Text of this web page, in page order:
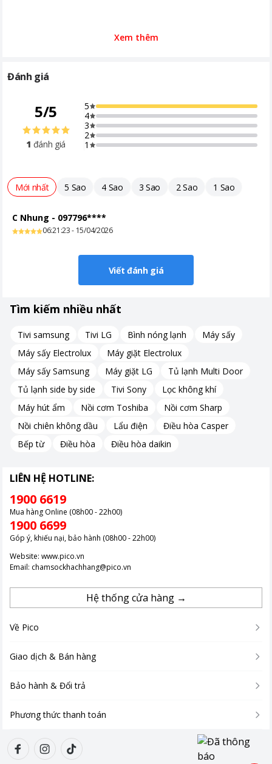
Xem thêm
Đánh giá
5/5
1 đánh giá
5
4
3
2
1
Mới nhất 5 Sao 4 Sao 3 Sao 2 Sao 1 Sao
C Nhung - 097796****
06:21:23 - 15/04/2026
Viết đánh giá
Tìm kiếm nhiều nhất
Tivi samsung Tivi LG Bình nóng lạnh
Máy sấy
Máy sấy Electrolux
Máy giặt Electrolux
Máy sấy Samsung
Máy giặt LG
Tủ lạnh Multi Door
Tủ lạnh side by side
Tivi Sony
Lọc không khí
Máy hút ẩm
Nồi cơm Toshiba
Nồi cơm Sharp
Nồi chiên không dầu
Lẩu điện
Điều hòa Casper
Bếp từ
Điều hòa Điều hòa daikin
LIÊN HỆ HOTLINE:
1900 6619
Mua hàng Online (08h00 - 22h00)
1900 6699
Góp ý, khiếu nại, bảo hành (08h00 - 22h00)
Website: www.pico.vn
Email: chamsockhachhang@pico.vn
Hệ thống cửa hàng →
Về Pico
Giao dịch & Bán hàng
Bảo hành & Đổi trả
Phương thức thanh toán